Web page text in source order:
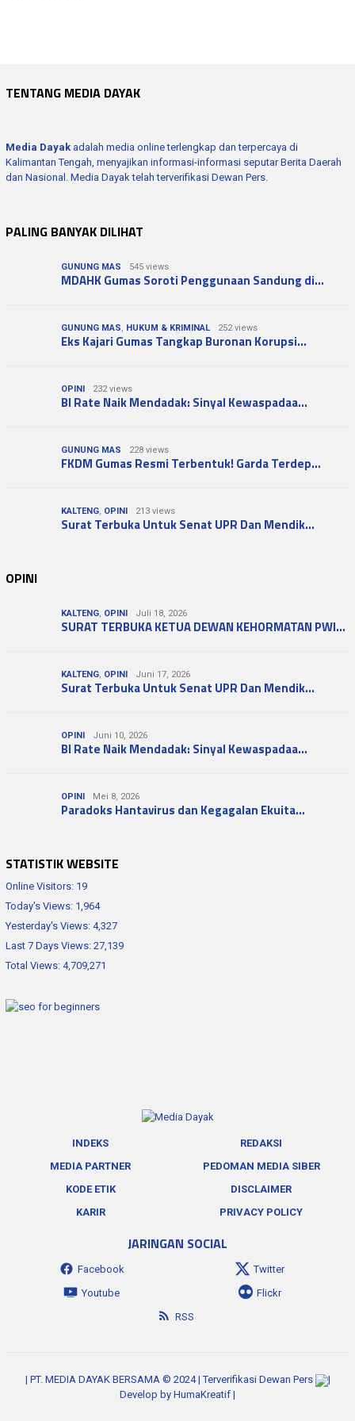
TENTANG MEDIA DAYAK
Media Dayak adalah media online terlengkap dan terpercaya di
Kalimantan Tengah, menyajikan informasi-informasi seputar Berita Daerah
dan Nasional. Media Dayak telah terverifikasi Dewan Pers.
PALING BANYAK DILIHAT
GUNUNG MAS 545 views
MDAHK Gumas Soroti Penggunaan Sandung di…
GUNUNG MAS, HUKUM & KRIMINAL 252 views
Eks Kajari Gumas Tangkap Buronan Korupsi…
OPINI 232 views
BI Rate Naik Mendadak: Sinyal Kewaspadaa…
GUNUNG MAS 228 views
FKDM Gumas Resmi Terbentuk! Garda Terdep…
KALTENG, OPINI 213 views
Surat Terbuka Untuk Senat UPR Dan Mendik…
OPINI
KALTENG, OPINI Juli 18, 2026
SURAT TERBUKA KETUA DEWAN KEHORMATAN PWI…
KALTENG, OPINI Juni 17, 2026
Surat Terbuka Untuk Senat UPR Dan Mendik…
OPINI Juni 10, 2026
BI Rate Naik Mendadak: Sinyal Kewaspadaa…
OPINI Mei 8, 2026
Paradoks Hantavirus dan Kegagalan Ekuita…
STATISTIK WEBSITE
Online Visitors: 19
Today's Views: 1,964
Yesterday's Views: 4,327
Last 7 Days Views: 27,139
Total Views: 4,709,271
INDEKS
REDAKSI
MEDIA PARTNER
PEDOMAN MEDIA SIBER
KODE ETIK
DISCLAIMER
KARIR
PRIVACY POLICY
JARINGAN SOCIAL
Facebook
Twitter
Youtube
Flickr
RSS
| PT. MEDIA DAYAK BERSAMA © 2024 | Terverifikasi Dewan Pers
|
Develop by HumaKreatif |